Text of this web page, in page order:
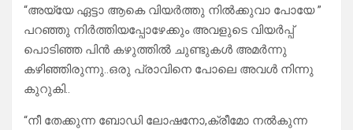
“അയ്യേ ഏട്ടാ ആകെ വിയർത്തു നിൽക്കുവാ പോയേ ”
പറഞ്ഞു നിർത്തിയപ്പോഴേക്കും അവളുടെ വിയർപ്പ്
പൊടിഞ്ഞ പിൻ കഴുത്തിൽ ചുണ്ടുകൾ അമർന്നു
കഴിഞ്ഞിരുന്നു..ഒരു പ്രാവിനെ പോലെ അവൾ നിന്നു
കുറുകി..
“നീ തേക്കുന്ന ബോഡി ലോഷനോ,ക്രീമോ നൽകുന്ന